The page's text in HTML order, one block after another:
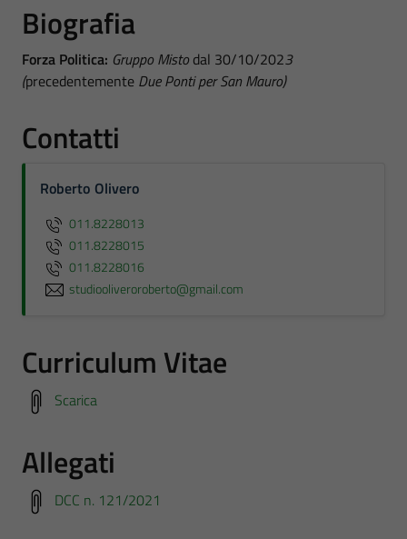
Biografia
Forza Politica: Gruppo Misto dal 30/10/2023
(precedentemente Due Ponti per San Mauro)
Contatti
Roberto Olivero
011.8228013
011.8228015
011.8228016
studiooliveroroberto@gmail.com
Curriculum Vitae
Scarica
Allegati
DCC n. 121/2021